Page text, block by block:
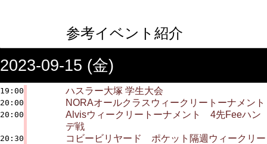
参考イベント紹介
2023-09-15 (金)
19:00 ハスラー大塚 学生大会
20:00 NORAオールクラスウィークリートーナメント
20:00
Alvisウィークリートーナメント 4先Feeハン
デ戦
20:30 コビービリヤード ポケット隔週ウィークリー